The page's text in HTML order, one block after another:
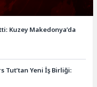
Kuzey Makedonya’da
Tut’tan Yeni İş Birliği: